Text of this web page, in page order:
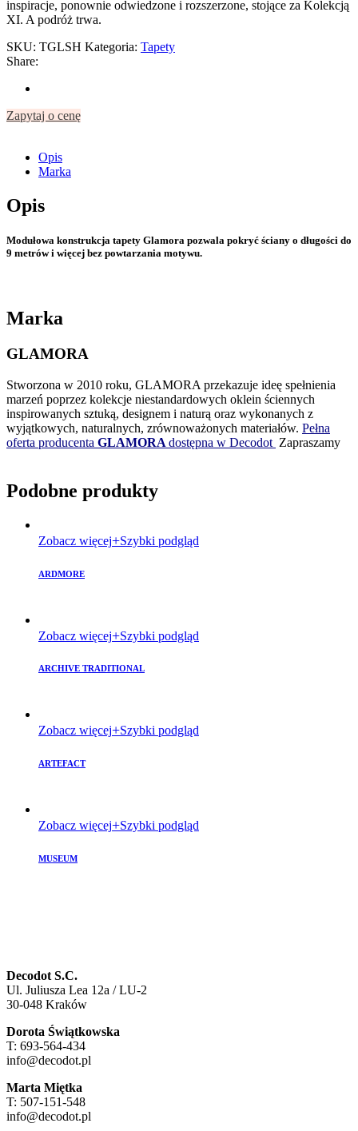
inspiracje, ponownie odwiedzone i rozszerzone, stojące za Kolekcją
XI. A podróż trwa.
SKU: TGLSH Kategoria: Tapety
Share:
Zapytaj o cenę
Opis
Marka
Opis
Modułowa konstrukcja tapety Glamora pozwala pokryć ściany o długości do
9 metrów i więcej bez powtarzania motywu.
Marka
GLAMORA
Stworzona w 2010 roku, GLAMORA przekazuje ideę spełnienia
marzeń poprzez kolekcje niestandardowych oklein ściennych
inspirowanych sztuką, designem i naturą oraz wykonanych z
wyjątkowych, naturalnych, zrównoważonych materiałów. Pełna
oferta producenta GLAMORA dostępna w Decodot Zapraszamy
Podobne produkty
Zobacz więcej Szybki podgląd
ARDMORE
Zobacz więcej Szybki podgląd
ARCHIVE TRADITIONAL
Zobacz więcej Szybki podgląd
ARTEFACT
Zobacz więcej Szybki podgląd
MUSEUM
Decodot S.C.
Ul. Juliusza Lea 12a / LU-2
30-048 Kraków
Dorota Świątkowska
T: 693-564-434
info@decodot.pl
Marta Miętka
T: 507-151-548
info@decodot.pl